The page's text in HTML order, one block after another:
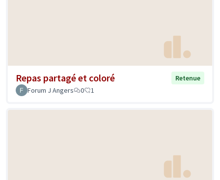
Repas partagé et coloré
Retenue
Forum J Angers
0 1